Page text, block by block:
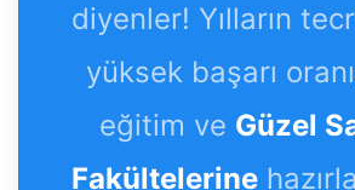
diyenler! Yılların
yüksek başarı
eğitim ve Güzel
Fakültelerine